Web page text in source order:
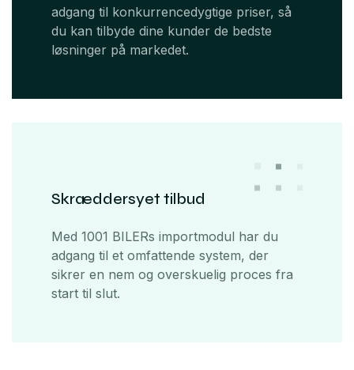
adgang til konkurrencedygtige priser, så
du kan tilbyde dine kunder de bedste
løsninger på markedet.
Skræddersyet tilbud
Med 1001 BILERs importmodul har du
adgang til et omfattende system, der
sikrer en nem og overskuelig proces fra
start til slut.